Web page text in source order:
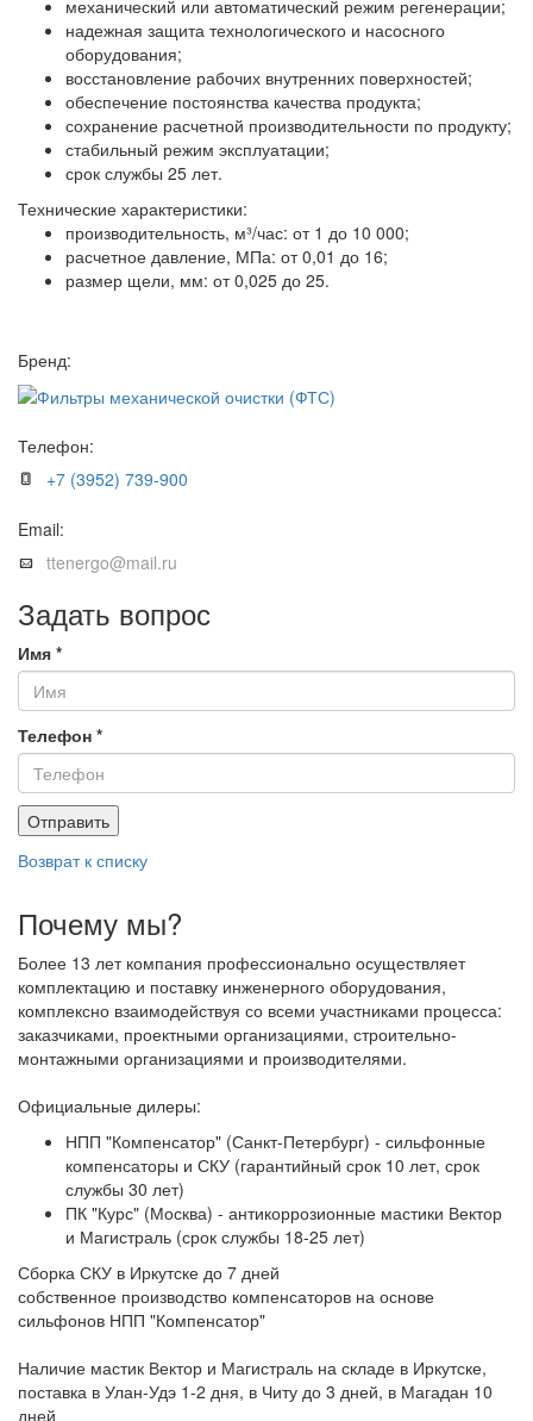
механический или автоматический режим регенерации;
надежная защита технологического и насосного
оборудования;
восстановление рабочих внутренних поверхностей;
обеспечение постоянства качества продукта;
сохранение расчетной производительности по продукту;
стабильный режим эксплуатации;
срок службы 25 лет.
Технические характеристики:
производительность, м³/час: от 1 до 10 000;
расчетное давление, МПа: от 0,01 до 16;
размер щели, мм: от 0,025 до 25.
Бренд:
Телефон:
+7 (3952) 739-900
Email:
ttenergo@mail.ru
Задать вопрос
Имя *
Телефон *
Отправить
Возврат к списку
Почему мы?
Более 13 лет компания профессионально осуществляет
комплектацию и поставку инженерного оборудования,
комплексно взаимодействуя со всеми участниками процесса:
заказчиками, проектными организациями, строительно-
монтажными организациями и производителями.
Официальные дилеры:
НПП "Компенсатор" (Санкт-Петербург) - сильфонные
компенсаторы и СКУ (гарантийный срок 10 лет, срок
службы 30 лет)
ПК "Курс" (Москва) - антикоррозионные мастики Вектор
и Магистраль (срок службы 18-25 лет)
Сборка СКУ в Иркутске до 7 дней
собственное производство компенсаторов на основе
сильфонов НПП "Компенсатор"
Наличие мастик Вектор и Магистраль на складе в Иркутске,
поставка в Улан-Удэ 1-2 дня, в Читу до 3 дней, в Магадан 10
дней